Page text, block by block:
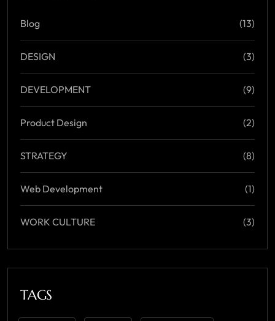
Blog (13)
DESIGN (3)
DEVELOPMENT (9)
Product Design (2)
STRATEGY (8)
Web Development (1)
WORK CULTURE (3)
TAGS